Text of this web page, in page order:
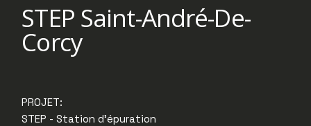
STEP Saint-André-De-
Corcy
PROJET:
STEP - Station d'épuration